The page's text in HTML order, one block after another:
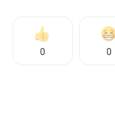
0 0